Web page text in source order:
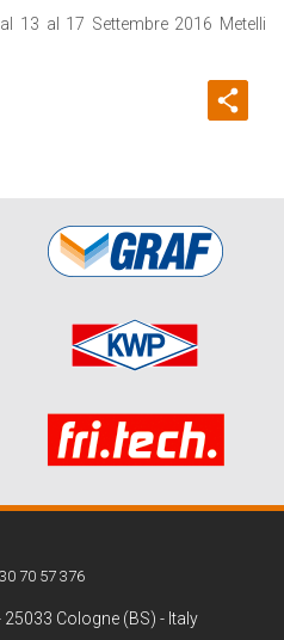
13 al 17 Settembre 2016 Metelli
70 57 376
Cologne (BS) - Italy